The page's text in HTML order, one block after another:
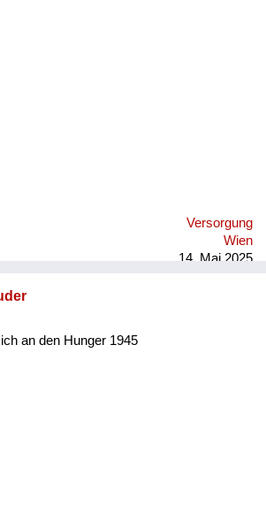
Versorgung
Wien
14. Mai 2025
an den Hunger 1945